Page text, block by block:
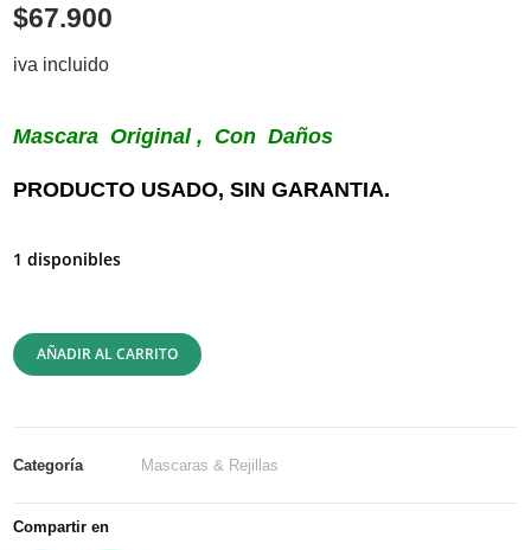
$67.900
iva incluido
Mascara Original , Con Daños
PRODUCTO USADO, SIN GARANTIA.
1 disponibles
AÑADIR AL CARRITO
Categoría Mascaras & Rejillas
Compartir en